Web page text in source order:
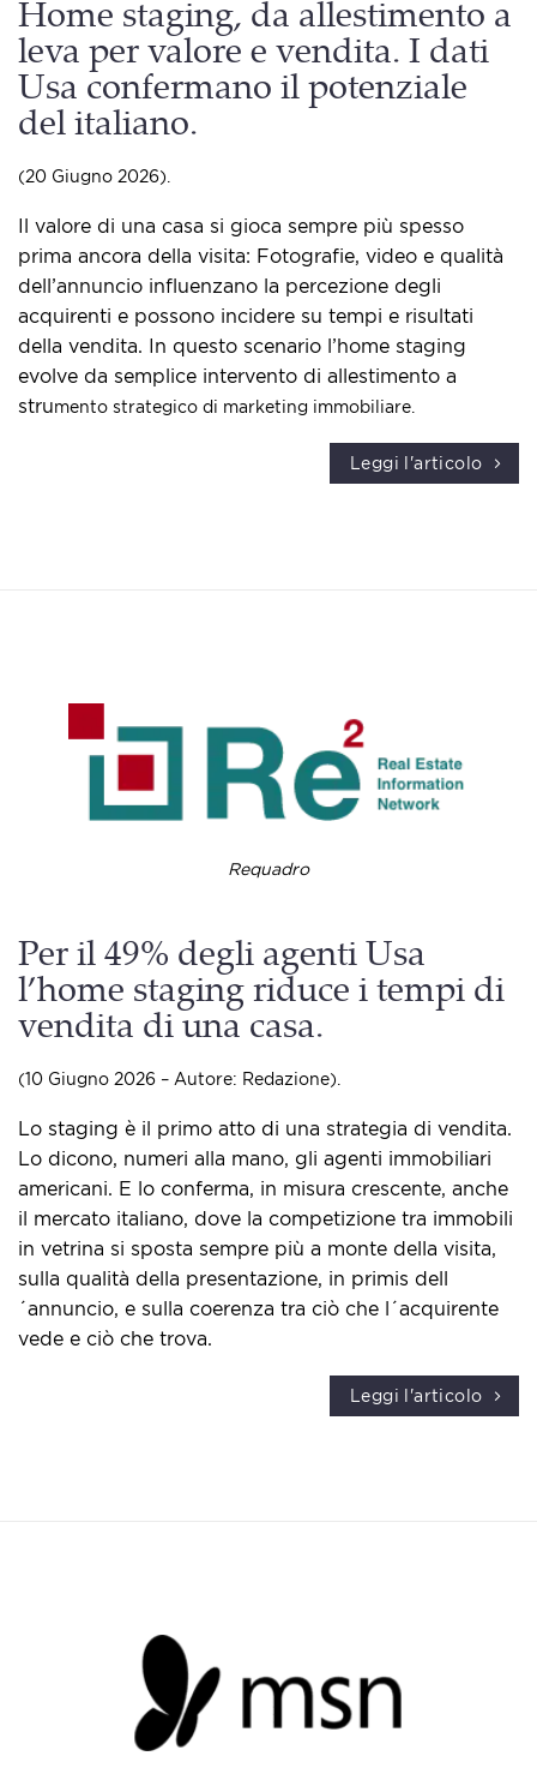
Home staging, da allestimento a
leva per valore e vendita. I dati
Usa confermano il potenziale
del italiano.
(20 Giugno 2026).
Il valore di una casa si gioca sempre più spesso
prima ancora della visita: Fotografie, video e qualità
dell’annuncio influenzano la percezione degli
acquirenti e possono incidere su tempi e risultati
della vendita. In questo scenario l’home staging
evolve da semplice intervento di allestimento a
strumento strategico di marketing immobiliare.
Leggi l'articolo
Requadro
Per il 49% degli agenti Usa
l’home staging riduce i tempi di
vendita di una casa.
(10 Giugno 2026 – Autore: Redazione).
Lo staging è il primo atto di una strategia di vendita.
Lo dicono, numeri alla mano, gli agenti immobiliari
americani. E lo conferma, in misura crescente, anche
il mercato italiano, dove la competizione tra immobili
in vetrina si sposta sempre più a monte della visita,
sulla qualità della presentazione, in primis dell
´annuncio, e sulla coerenza tra ciò che l´acquirente
vede e ciò che trova.
Leggi l'articolo